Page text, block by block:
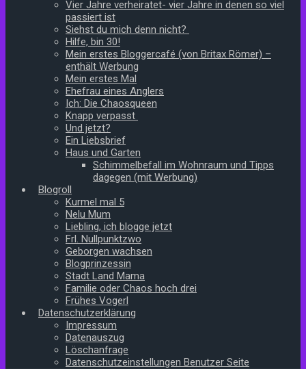
Vier Jahre verheiratet- vier Jahre in denen so viel
passiert ist
Siehst du mich denn nicht?
Hilfe, bin 30!
Mein erstes Bloggercafé (von Britax Römer) –
enthält Werbung
Mein erstes Mal
Ehefrau eines Anglers
Ich: Die Chaosqueen
Knapp verpasst
Und jetzt?
Ein Liebsbrief
Haus und Garten
Schimmelbefall im Wohnraum und Tipps
dagegen (mit Werbung)
Blogroll
Kurmel mal 5
Nelu Mum
Liebling, ich blogge jetzt
Frl. Nullpunktzwo
Geborgen wachsen
Blogprinzessin
Stadt Land Mama
Familie oder Chaos hoch drei
Frühes Vogerl
Datenschutzerklärung
Impressum
Datenauszug
Löschanfrage
Datenschutzeinstellungen Benutzer Seite